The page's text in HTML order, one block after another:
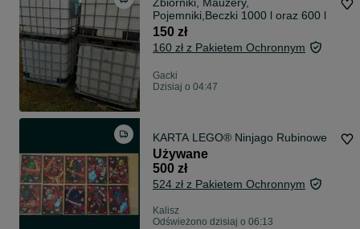
Zbiorniki, Mauzery,
Pojemniki,Beczki 1000 l oraz 600 l
150 zł
160 zł z Pakietem Ochronnym
Gacki
Dzisiaj o 04:47
KARTA LEGO® Ninjago Rubinowe
Używane
500 zł
524 zł z Pakietem Ochronnym
Kalisz
Odświeżono dzisiaj o 06:13